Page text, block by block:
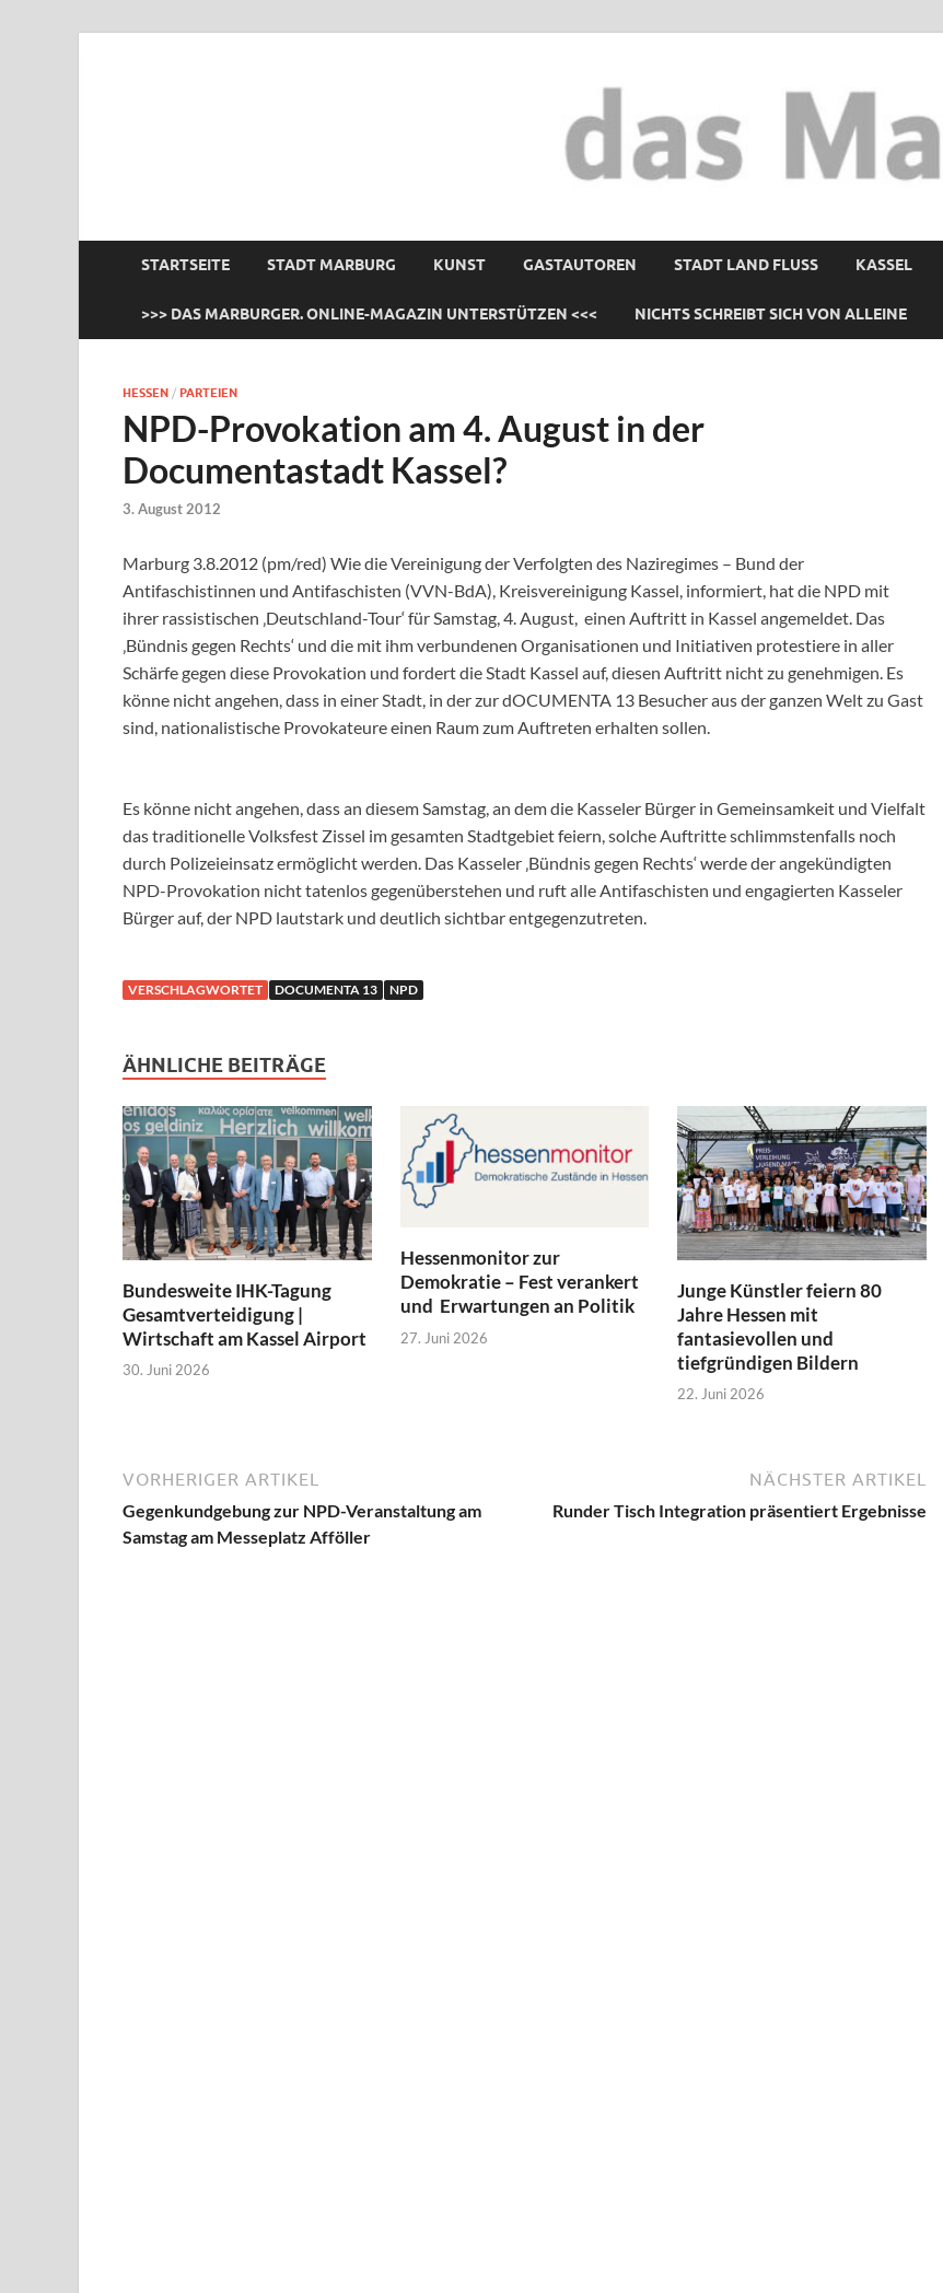
STARTSEITE STADT MARBURG KUNST GASTAUTOREN STADT LAND FLUSS KASSEL
>>> DAS MARBURGER. ONLINE-MAGAZIN UNTERSTÜTZEN <<< NICHTS SCHREIBT SICH VON ALLEINE
HESSEN / PARTEIEN
NPD-Provokation am 4. August in der
Documentastadt Kassel?
3. August 2012
Marburg 3.8.2012 (pm/red) Wie die Vereinigung der Verfolgten des Naziregimes – Bund der
Antifaschistinnen und Antifaschisten (VVN-BdA), Kreisvereinigung Kassel, informiert, hat die NPD mit
ihrer rassistischen ‚Deutschland-Tour‘ für Samstag, 4. August, einen Auftritt in Kassel angemeldet. Das
‚Bündnis gegen Rechts‘ und die mit ihm verbundenen Organisationen und Initiativen protestiere in aller
Schärfe gegen diese Provokation und fordert die Stadt Kassel auf, diesen Auftritt nicht zu genehmigen. Es
könne nicht angehen, dass in einer Stadt, in der zur dOCUMENTA 13 Besucher aus der ganzen Welt zu Gast
sind, nationalistische Provokateure einen Raum zum Auftreten erhalten sollen.
Es könne nicht angehen, dass an diesem Samstag, an dem die Kasseler Bürger in Gemeinsamkeit und Vielfalt
das traditionelle Volksfest Zissel im gesamten Stadtgebiet feiern, solche Auftritte schlimmstenfalls noch
durch Polizeieinsatz ermöglicht werden. Das Kasseler ‚Bündnis gegen Rechts‘ werde der angekündigten
NPD-Provokation nicht tatenlos gegenüberstehen und ruft alle Antifaschisten und engagierten Kasseler
Bürger auf, der NPD lautstark und deutlich sichtbar entgegenzutreten.
VERSCHLAGWORTET DOCUMENTA 13 NPD
ÄHNLICHE BEITRÄGE
Bundesweite IHK-Tagung
Gesamtverteidigung |
Wirtschaft am Kassel Airport
30. Juni 2026
Hessenmonitor zur
Demokratie – Fest verankert
und Erwartungen an Politik
27. Juni 2026
Junge Künstler feiern 80
Jahre Hessen mit
fantasievollen und
tiefgründigen Bildern
22. Juni 2026
VORHERIGER ARTIKEL
Gegenkundgebung zur NPD-Veranstaltung am
Samstag am Messeplatz Afföller
NÄCHSTER ARTIKEL
Runder Tisch Integration präsentiert Ergebnisse